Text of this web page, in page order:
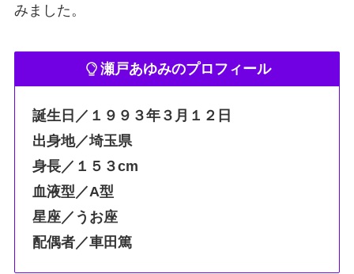
みました。
瀬戸あゆみのプロフィール
誕生日／１９９３年３月１２日
出身地／埼玉県
身長／１５３cm
血液型／A型
星座／うお座
配偶者／車田篤